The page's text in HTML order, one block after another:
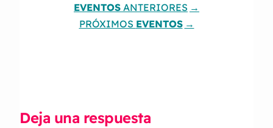
EVENTOS ANTERIORES
PRÓXIMOS EVENTOS
Deja una respuesta